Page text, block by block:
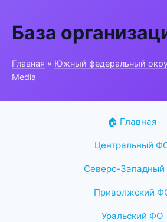
База
Главная » Южный федеральный
Media
🏠 Главная
Центральный
Северо-
Приволжский
Уральский ФО